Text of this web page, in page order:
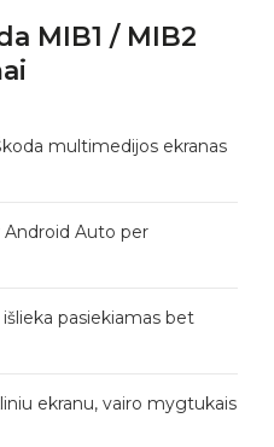
MIB1 / MIB2
multimedijos ekranas
Android Auto per
pasiekiamas bet
ekranu, vairo mygtukais